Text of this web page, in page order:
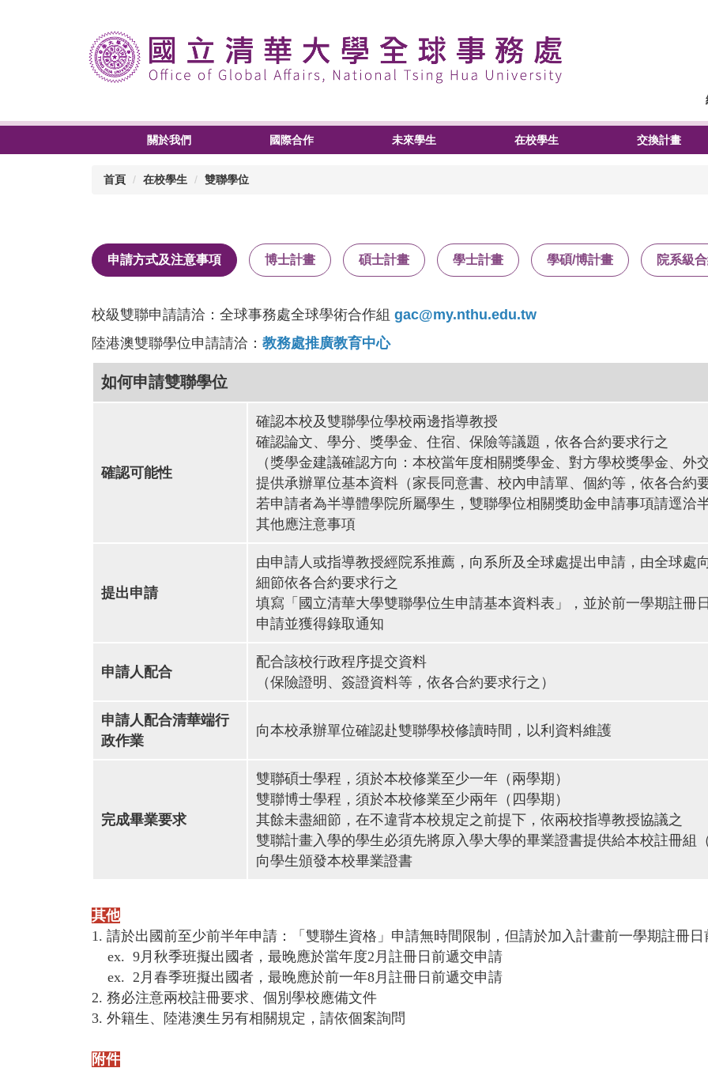
關於我們 國際合作 未來學生 在校學生 交換計畫
首頁 在校學生 雙聯學位
申請方式及注意事項 博士計畫 碩士計畫 學士計畫 學碩/博計畫 院系級
校級雙聯申請請洽：全球事務處全球學術合作組 gac@my.nthu.edu.tw
陸港澳雙聯學位申請請洽： 教務處推廣教育中心
如何申請雙聯學位
確認可能性
確認本校及雙聯學位學校兩邊指導教授
確認論文、學分、獎學金、住宿、保險等議題，依各合約要求行之
（獎學金建議確認方向：本校當年度相關獎學金、對方學校獎學金、外
提供承辦單位基本資料（家長同意書、校內申請單、個約等，依各合約
若申請者為半導體學院所屬學生，雙聯學位相關獎助金申請事項請逕洽
其他應注意事項
提出申請
由申請人或指導教授經院系推薦，向系所及全球處提出申請，由全球處
細節依各合約要求行之
填寫「國立清華大學雙聯學位生申請基本資料表」，並於前一學期註冊
申請並獲得錄取通知
申請人配合
配合該校行政程序提交資料
（保險證明、簽證資料等，依各合約要求行之）
申請人配合清華端行
政作業
向本校承辦單位確認赴雙聯學校修讀時間，以利資料維護
完成畢業要求
雙聯碩士學程，須於本校修業至少一年（兩學期）
雙聯博士學程，須於本校修業至少兩年（四學期）
其餘未盡細節，在不違背本校規定之前提下，依兩校指導教授協議之
雙聯計畫入學的學生必須先將原入學大學的畢業證書提供給本校註冊組
向學生頒發本校畢業證書
其他
1. 請於出國前至少前半年申請：「雙聯生資格」申請無時間限制，但請於加入計畫前一學期註冊
ex. 9月秋季班擬出國者，最晚應於當年度2月註冊日前遞交申請
ex. 2月春季班擬出國者，最晚應於前一年8月註冊日前遞交申請
2. 務必注意兩校註冊要求、個別學校應備文件
3. 外籍生、陸港澳生另有相關規定，請依個案詢問
附件